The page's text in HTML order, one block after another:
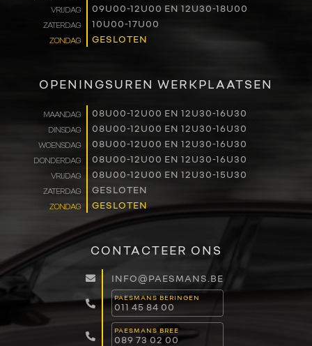
VERHUUR
NIEUWS
OVER ONS
WERKEN BIJ
CONTACT
VRIJDAG 09U00-12U00 EN 12U30-18U00
ZATERDAG 10U00-17U00
ZONDAG GESLOTEN
OPENINGSUREN WERKPLAATSEN
MAANDAG 08U00-12U00 EN 12U30-16U30
DINSDAG 08U00-12U00 EN 12U30-16U30
WOENSDAG 08U00-12U00 EN 12U30-16U30
DONDERDAG 08U00-12U00 EN 12U30-16U30
VRIJDAG 08U00-12U00 EN 12U30-15U30
ZATERDAG GESLOTEN
ZONDAG GESLOTEN
CONTACTEER ONS
INFO@PAESMANS.BE
PAESMANS BERINGEN
011 45 84 00
PAESMANS BREE
089 73 02 00